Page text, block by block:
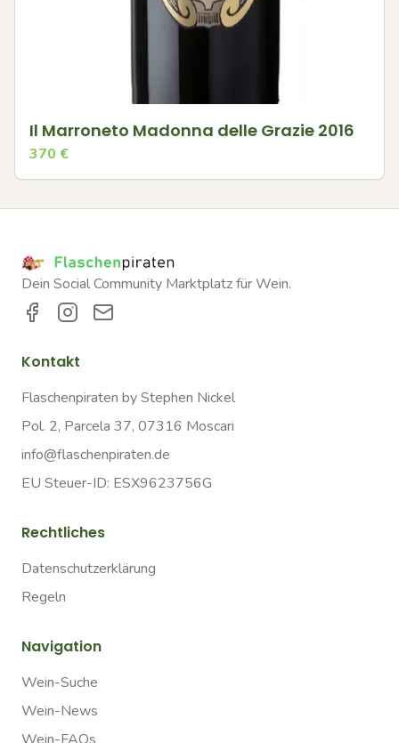
Il Marroneto Madonna delle Grazie 2016
370 €
Dein Social Community Marktplatz für Wein.
Kontakt
Flaschenpiraten by Stephen Nickel
Pol. 2, Parcela 37, 07316 Moscari
info@flaschenpiraten.de
EU Steuer-ID: ESX9623756G
Rechtliches
Datenschutzerklärung
Regeln
Navigation
Wein-Suche
Wein-News